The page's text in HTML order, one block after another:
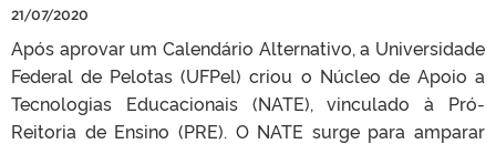
21/07/2020
Após aprovar um Calendário Alternativo, a Universidade
Federal de Pelotas (UFPel) criou o Núcleo de Apoio a
Tecnologias Educacionais (NATE), vinculado à Pró-
Reitoria de Ensino (PRE). O NATE surge para amparar